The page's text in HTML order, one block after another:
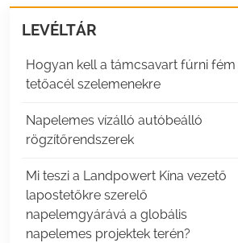
LEVÉLTÁR
Hogyan kell a támcsavart fúrni fém
tetőacél szelemenekre
Napelemes vízálló autóbeálló
rögzítőrendszerek
Mi teszi a Landpowert Kína vezető
lapostetőkre szerelő
napelemgyárává a globális
napelemes projektek terén?